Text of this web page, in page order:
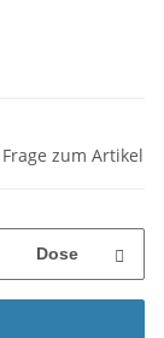
Frage zum Artikel
Dose